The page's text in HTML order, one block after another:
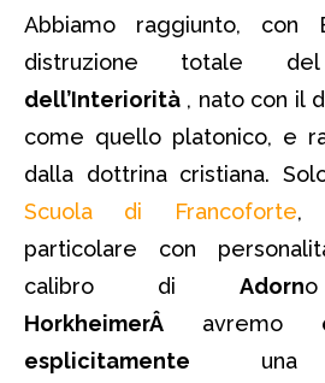
Abbiamo raggiunto, con
distruzione totale
dell’Interiorità , nato con il
come quello platonico, e
dalla dottrina cristiana.
Scuola di Francoforte,
particolare con
calibro di Adorn
HorkheimerÂ avremo
esplicitamente una